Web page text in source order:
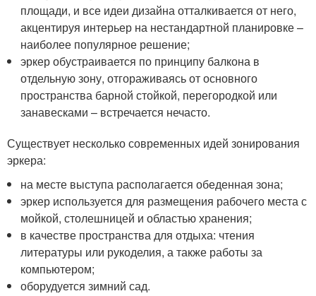
площади, и все идеи дизайна отталкивается от него,
акцентируя интерьер на нестандартной планировке –
наиболее популярное решение;
эркер обустраивается по принципу балкона в
отдельную зону, отгораживаясь от основного
пространства барной стойкой, перегородкой или
занавесками – встречается нечасто.
Существует несколько современных идей зонирования
эркера:
на месте выступа располагается обеденная зона;
эркер используется для размещения рабочего места с
мойкой, столешницей и областью хранения;
в качестве пространства для отдыха: чтения
литературы или рукоделия, а также работы за
компьютером;
оборудуется зимний сад.